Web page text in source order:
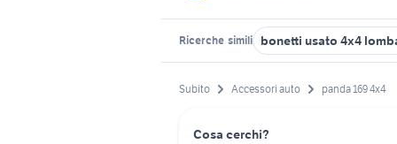
Ricerche simili bonetti usato 4x4
Subito Accessori auto panda 169 4x4
Cosa cerchi?